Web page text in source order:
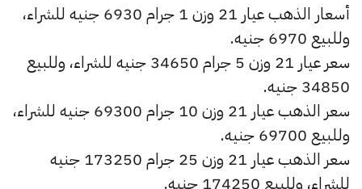
أسعار الذهب عيار 21 وزن 1 جرام 6930 جنيه للشراء،
وللبيع 6970 جنيه.
سعر عيار 21 وزن 5 جرام 34650 جنيه للشراء، وللبيع
34850 جنيه.
سعر الذهب عيار 21 وزن 10 جرام 69300 جنيه للشراء،
وللبيع 69700 جنيه.
سعر الذهب عيار 21 وزن 25 جرام 173250 جنيه
للشراء، وللبيع 174250 جنيه.